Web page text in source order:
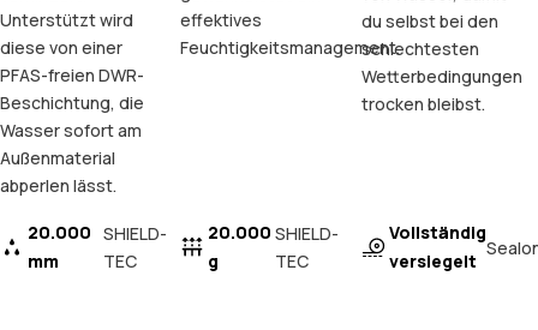
Unterstützt wird
diese von einer
PFAS-freien DWR-
Beschichtung, die
Wasser sofort am
Außenmaterial
abperlen lässt.
20.000
mm
SHIELD-
TEC
effektives
Feuchtigkeitsmanagement.
20.000
g
SHIELD-
TEC
du selbst bei den
schlechtesten
Wetterbedingungen
trocken bleibst.
Vollständig
versiegelt